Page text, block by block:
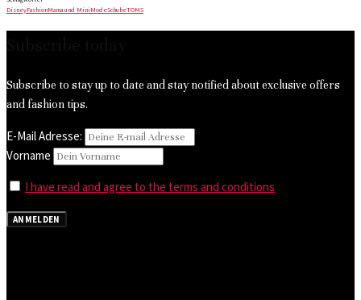
DisneyFashionMama und MiniModeSchuheTOMS
Subscribe to stay up to date and stay notified about exclusive offers
and fashion tips.
E-Mail Adresse:
Vorname
I have read and agree to the terms and conditions
ANMELDEN